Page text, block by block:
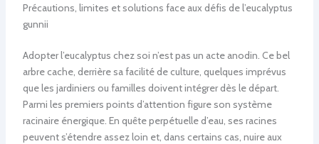
Précautions, limites et solutions face aux défis de l’eucalyptus
gunnii
Adopter l’eucalyptus chez soi n’est pas un acte anodin. Ce bel
arbre cache, derrière sa facilité de culture, quelques imprévus
que les jardiniers ou familles doivent intégrer dès le départ.
Parmi les premiers points d’attention figure son système
racinaire énergique. En quête perpétuelle d’eau, ses racines
peuvent s’étendre assez loin et, dans certains cas, nuire aux